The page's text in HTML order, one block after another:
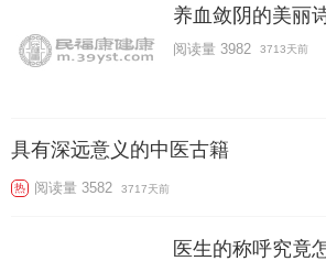
养血敛阴的美丽
阅读量 3982 3713天前
具有深远意义的中医古籍
热 阅读量 3582 3717天前
医生的称呼究竟